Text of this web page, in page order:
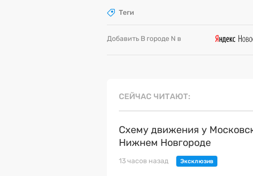
Теги
Добавить В городе N в
СЕЙЧАС ЧИТАЮТ
Схему движения у
Нижнем Новгороде
13 часов назад